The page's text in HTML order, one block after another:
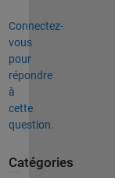
Connectez-
vous
pour
répondre
à
cette
question.
Catégories